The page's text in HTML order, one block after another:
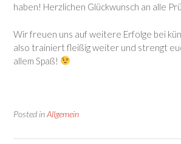
haben! Herzlichen Glückwunsch an alle
Wir freuen uns auf weitere Erfolge bei
also trainiert fleißig weiter und strengt
allem Spaß!
Posted inAllgemein